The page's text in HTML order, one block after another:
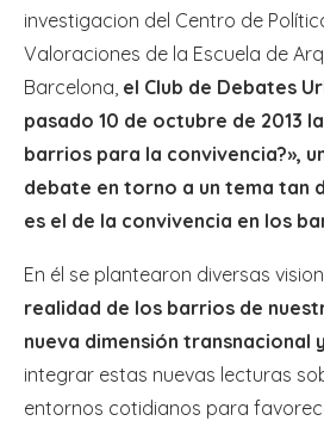
investigacion del Centro de
Valoraciones de la Escuela de
Barcelona, el Club de Debates
pasado 10 de octubre de 2013
barrios para la convivencia?»,
debate en torno a un tema tan
es el de la convivencia en los
En él se plantearon diversas
realidad de los barrios de
nueva dimensión transnacional
integrar estas nuevas lecturas
entornos cotidianos para